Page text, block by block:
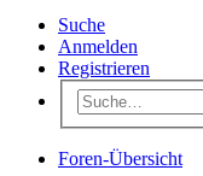
Suche
Anmelden
Registrieren
Foren-Übersicht